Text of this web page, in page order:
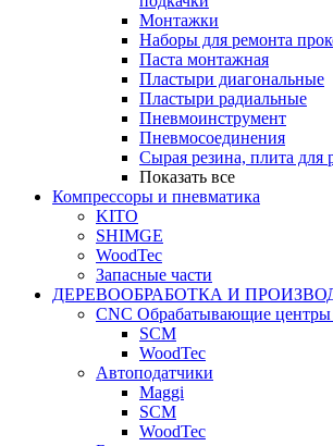
Монтажки
Наборы для ремонта
Паста монтажная
Пластыри диагональные
Пластыри радиальные
Пневмоинструмент
Пневмосоединения
Сырая резина, плита для
Показать все
Компрессоры и пневматика
KITO
SHIMGE
WoodTec
Запасные части
ДЕРЕВООБРАБОТКА И
CNC Обрабатывающие
SCM
WoodTec
Автоподатчики
Maggi
SCM
WoodTec